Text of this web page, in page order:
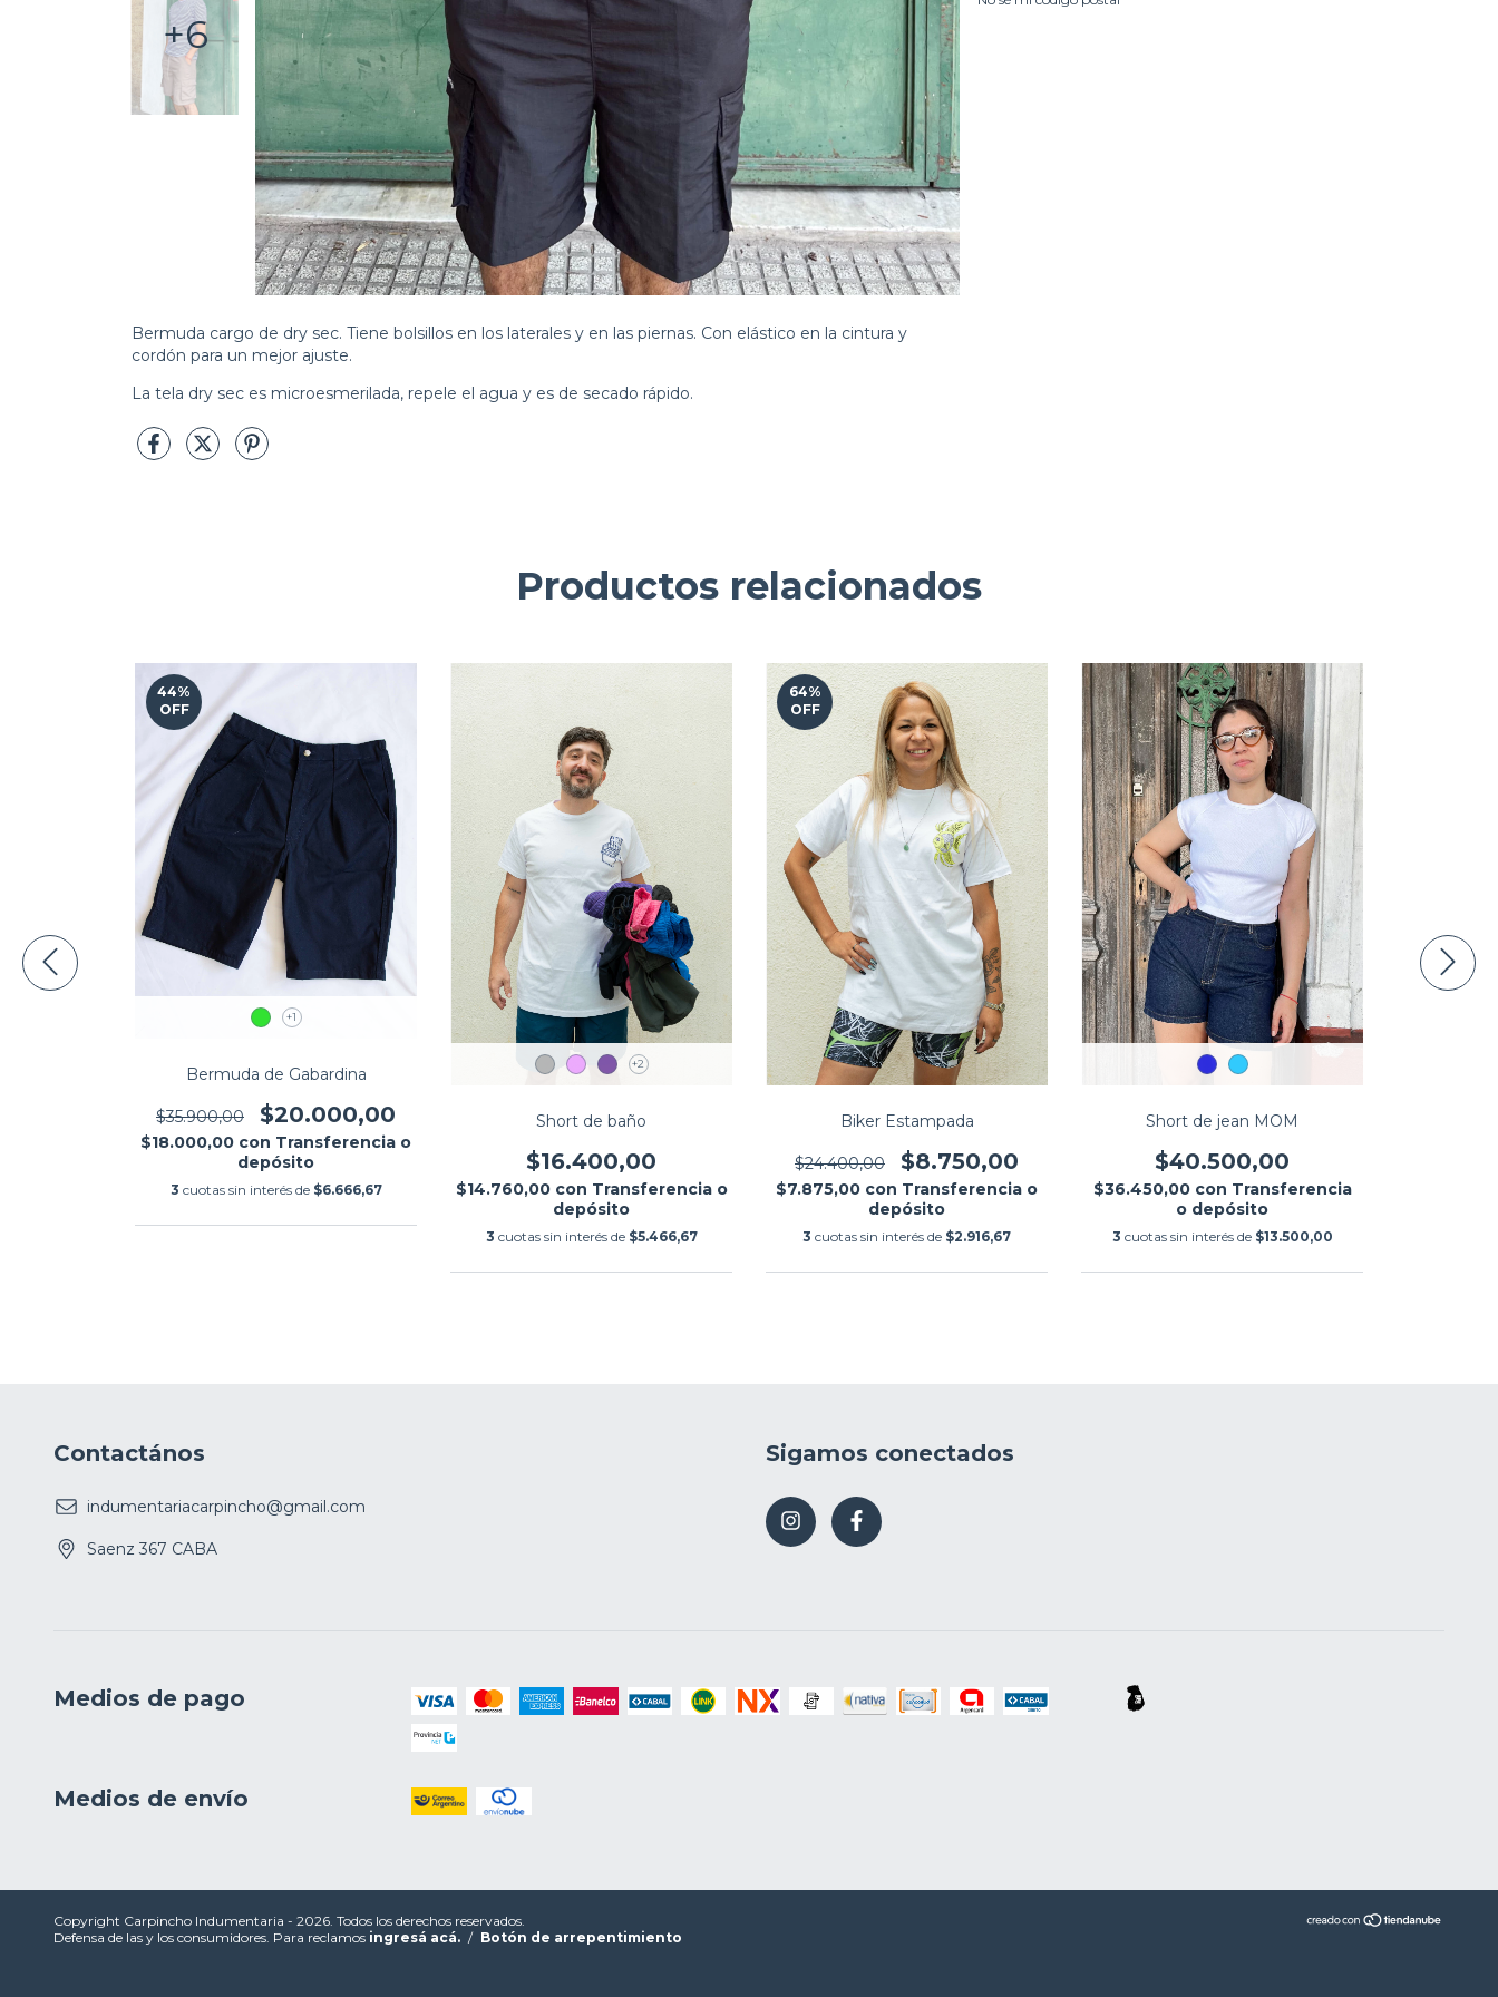
+6
Bermuda cargo de dry sec. Tiene bolsillos en los laterales y en las piernas. Con elástico en la cintura y
cordón para un mejor ajuste.
La tela dry sec es microesmerilada, repele el agua y es de secado rápido.
Productos relacionados
44%
OFF
+1
Bermuda de Gabardina
$35.900,00 $20.000,00
$18.000,00 con Transferencia o
depósito
3 cuotas sin interés de $6.666,67
+2
Short de baño
$16.400,00
$14.760,00 con Transferencia o
depósito
3 cuotas sin interés de $5.466,67
64%
OFF
Biker Estampada
$24.400,00 $8.750,00
$7.875,00 con Transferencia o
depósito
3 cuotas sin interés de $2.916,67
Short de jean MOM
$40.500,00
$36.450,00 con Transferencia
o depósito
3 cuotas sin interés de $13.500,00
Contactános
indumentariacarpincho@gmail.com
Saenz 367 CABA
Sigamos conectados
Medios de pago
Medios de envío
Copyright Carpincho Indumentaria - 2026. Todos los derechos reservados.
Defensa de las y los consumidores. Para reclamos ingresá acá. / Botón de arrepentimiento